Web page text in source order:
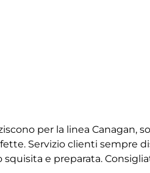
per la linea Canagan,
Servizio clienti sempre
e preparata.